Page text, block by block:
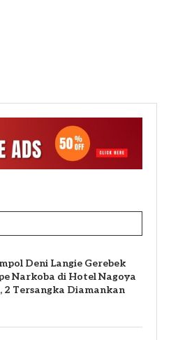
Deni Langie Gerebek
Narkoba di Hotel Nagoya
2 Tersangka Diamankan